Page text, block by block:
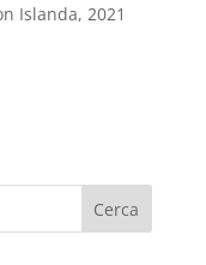
Islanda, 2021
Cerca